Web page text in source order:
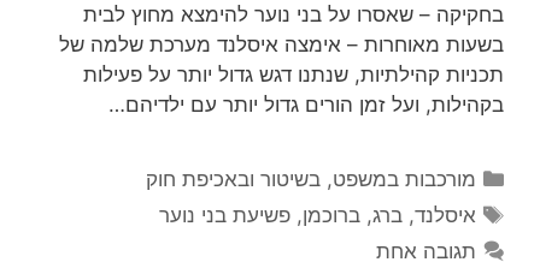
בחקיקה – שאסרו על בני נוער להימצא מחוץ לבית
בשעות מאוחרות – אימצה איסלנד מערכת שלמה של
תכניות קהילתיות, שנתנו דגש גדול יותר על פעילות
בקהילות, ועל זמן הורים גדול יותר עם ילדיהם…
קטגוריות
מורכבות במשפט, בשיטור ובאכיפת חוק
תגיות
איסלנד,ברג,ברוכמן,פשיעת בני נוער
תגובה אחת